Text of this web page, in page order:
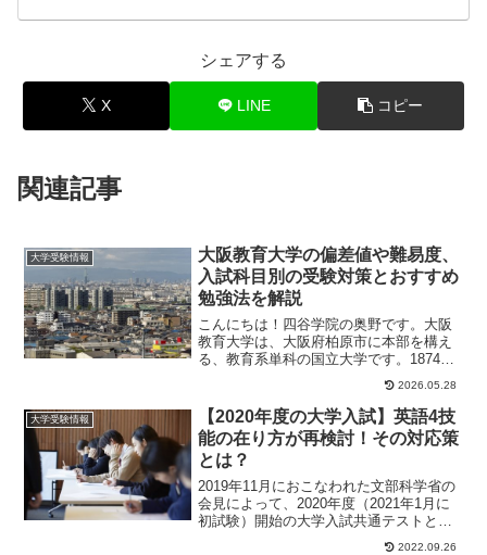
シェアする
X LINE コピー
関連記事
大学受験情報
大阪教育大学の偏差値や難易度、
入試科目別の受験対策とおすすめ
勉強法を解説
こんにちは！四谷学院の奥野です。大阪
教育大学は、大阪府柏原市に本部を構え
る、教育系単科の国立大学です。1874年
に設置された教員伝習所を起源とし、大
2026.05.28
大学受験情報
【2020年度の大学入試】英語4技
能の在り方が再検討！その対応策
とは？
2019年11月におこなわれた文部科学省の
会見によって、2020年度（2021年1月に
初試験）開始の大学入試共通テストと同
時に評価対象になる予定だった英語4技
2022.09.26